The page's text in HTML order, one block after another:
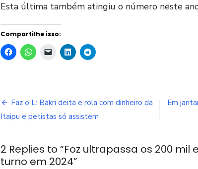
Esta última também atingiu o número neste
Compartilhe isso:
Navegação
de
Faz o L: Bakri deita e rola com dinheiro da
Itaipu e petistas só assistem
Em
2 Replies to “Foz ultrapassa os 200 mil
turno em 2024”